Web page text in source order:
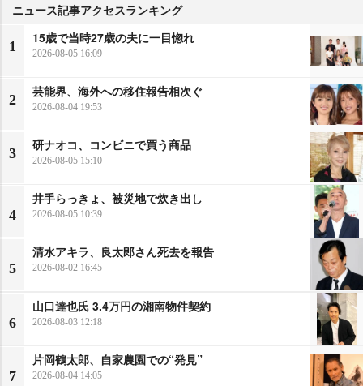
ニュース記事アクセスランキング
1
15歳で当時27歳の夫に一目惚れ
2026-08-05 16:09
2
芸能界、海外への移住報告相次ぐ
2026-08-04 19:53
3
研ナオコ、コンビニで買う商品
2026-08-05 15:10
4
井手らっきょ、被災地で炊き出し
2026-08-05 10:39
5
清水アキラ、良太郎さん死去を報告
2026-08-02 16:45
6
山口達也氏 3.4万円の湘南物件契約
2026-08-03 12:18
7
片岡鶴太郎、自家農園での“発見”
2026-08-04 14:05